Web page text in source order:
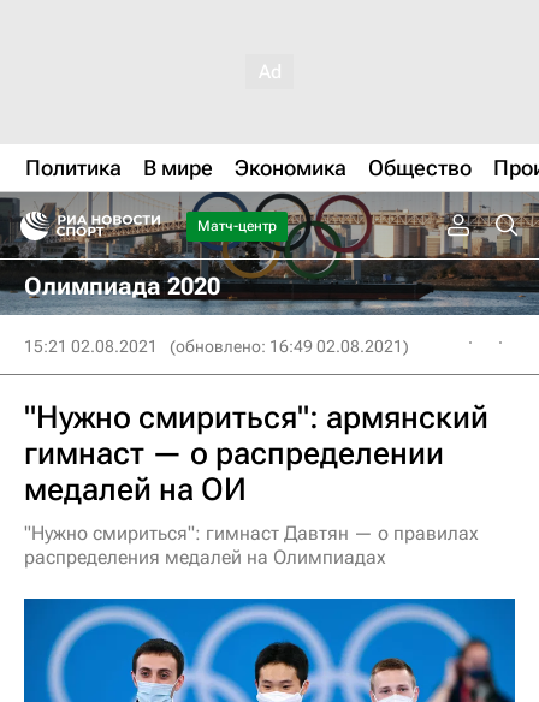
Политика В мире Экономика Общество
Матч-центр
Олимпиада 2020
15:21 02.08.2021 (обновлено: 16:49 02.08.2021)
"Нужно смириться": армянский
гимнаст — о распределении
медалей на ОИ
"Нужно смириться": гимнаст Давтян — о правилах
распределения медалей на Олимпиадах